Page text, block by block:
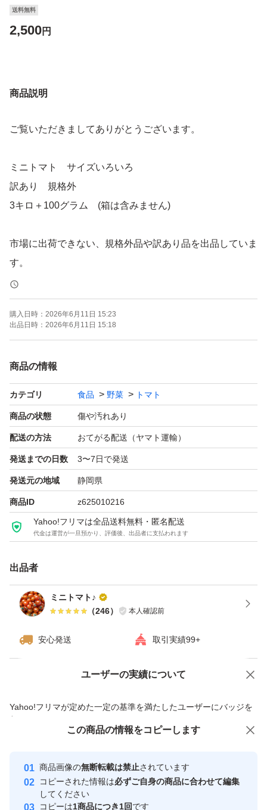
送料無料
2,500円
商品説明
ご覧いただきましてありがとうございます。
ミニトマト サイズいろいろ
訳あり 規格外
3キロ＋100グラム (箱は含みません)
市場に出荷できない、規格外品や訳あり品を出品していま
す。
そのため、スーパーに並ばないような傷あり、ヘタなし、
シミ、双子、形の不揃い、着色不良（部分的に青い）、軟
化などになります。
また、傷があるものは、割れやすい可能性がございます。
も良く、おいしいミニトマトです。
酸味もありますので、糖度が高い甘いミニトマトをお求め
の方はご希望に沿えないかと思います。
当農園では、様々な栽培方法を行っているため味にバラつ
きがある場合がございます。
一般的なお味のミニトマトです。
トマトソース、ミネストローネ、スープ、トマト煮込み、
おすすめはミニトマトの水分だけで作る無水カレーです！
ミニトマトを煮込んでルーを入れるだけです！
ぜひ、お料理にご活用いだければと思います♪
よく選別して梱包いたしますが、輸送中に多少の割れ、潰
割れを考え、多少多めにトマトを入れておりますが、箱底
より果汁の漏れ、箱のへこみなどあきらかに配送トラブル
新聞紙でミニトマトが動かないようにお包みして新品ダン
ボールでの常温配送にて発送させていただきます。
購入日時： 2026年6月11日 15:23
出品日時： 2026年6月11日 15:18
商品の情報
カテゴリ 食品 野菜 トマト
商品の状態 傷や汚れあり
配送の方法 おてがる配送（ヤマト運輸）
発送までの日数 3〜7日で発送
発送元の地域 静岡県
商品ID z625010216
Yahoo!フリマは全品送料無料・匿名配送
代金は運営が一旦預かり、評価後、出品者に支払われます
出品者
ミニトマト♪
（246） 本人確認前
安心発送 取引実績99+
ユーザーの実績について
Yahoo!フリマが定めた一定の基準を満たしたユーザーにバッジを
付与しています
安心取引出品者
心・安全なユーザーです
取引実績
価格の相談 商品への質問
この商品の情報をコピーします
商品画像の無断転載は禁止されています
コピーされた情報は必ずご自身の商品に合わせて編集
してください
コピーは1商品につき1回です
この商品をみている人にオススメ